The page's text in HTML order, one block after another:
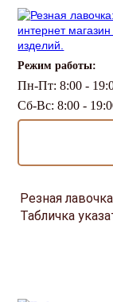
Режим работы:
Пн-Пт: 8:00 -
Сб-Вс: 8:00 -
Резная лавочка
Табличка